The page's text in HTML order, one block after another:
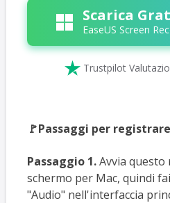
Scarica
EaseUS Screen
 Trustpilot
🚩Passaggi per
Passaggio 1.Avvia questo
schermo per Mac, quindi
"Audio" nell'interfaccia